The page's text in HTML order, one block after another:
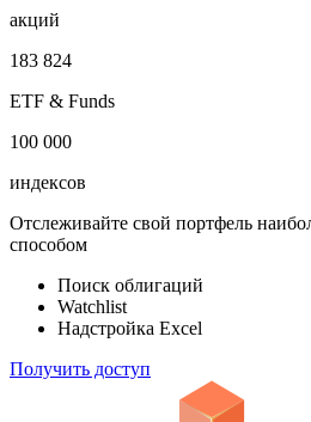
облигаций
100 000
акций
183 824
ETF & Funds
100 000
Отслеживайте свой портфель
способом
Поиск облигаций
Надстройка Excel